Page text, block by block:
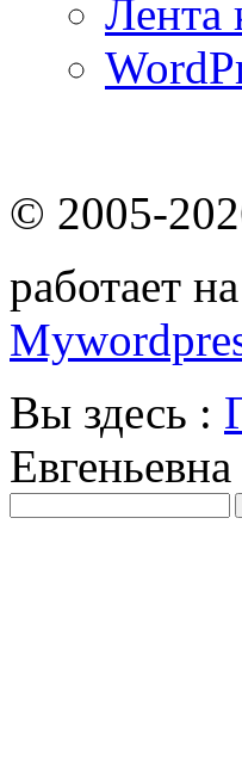
Лента
© 2005-
работает на
Вы здесь :
Евгеньевна